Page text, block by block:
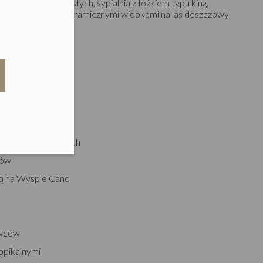
maks. 2 dorosłych, sypialnia z łóżkiem typu king,
taras z panoramicznymi widokami na las deszczowy
narodowych
na Wyspie Cano
w formacie E164